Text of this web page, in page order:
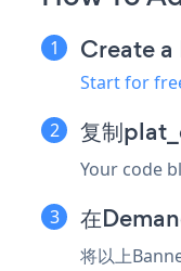
Create
Start for
复制
Your code
在
将以上